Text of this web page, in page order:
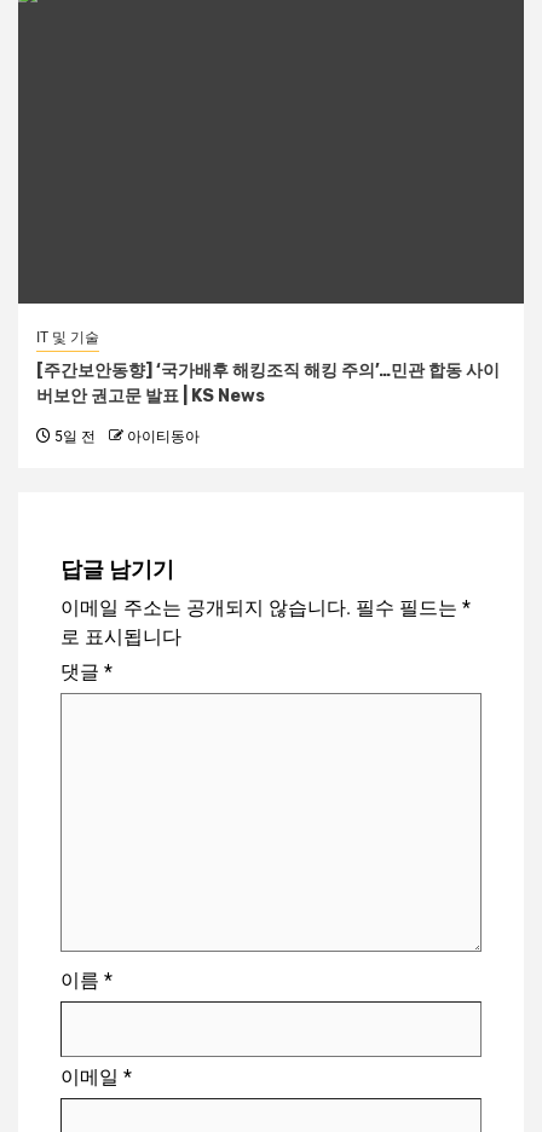
IT 및 기술
[주간보안동향] ‘국가배후 해킹조직 해킹 주의’…민관 합동 사이
버보안 권고문 발표 | KS News
5일 전 아이티동아
답글 남기기
이메일 주소는 공개되지 않습니다. 필수 필드는 *
로 표시됩니다
댓글 *
이름 *
이메일 *